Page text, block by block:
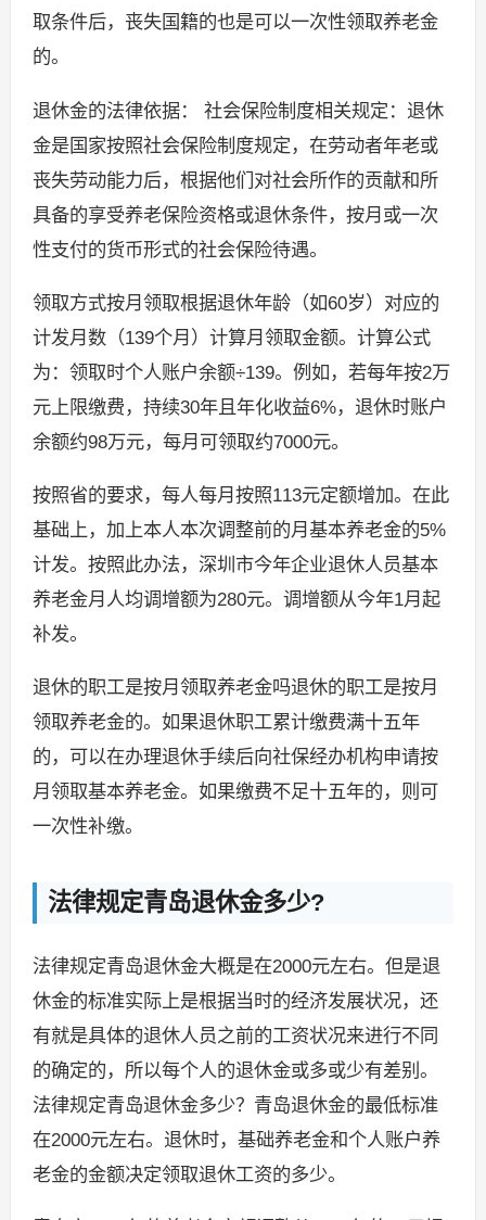
取条件后，丧失国籍的也是可以一次性领取养老金
的。
退休金的法律依据： 社会保险制度相关规定：退休
金是国家按照社会保险制度规定，在劳动者年老或
丧失劳动能力后，根据他们对社会所作的贡献和所
具备的享受养老保险资格或退休条件，按月或一次
性支付的货币形式的社会保险待遇。
领取方式按月领取根据退休年龄（如60岁）对应的
计发月数（139个月）计算月领取金额。计算公式
为：领取时个人账户余额÷139。例如，若每年按2万
元上限缴费，持续30年且年化收益6%，退休时账户
余额约98万元，每月可领取约7000元。
按照省的要求，每人每月按照113元定额增加。在此
基础上，加上本人本次调整前的月基本养老金的5%
计发。按照此办法，深圳市今年企业退休人员基本
养老金月人均调增额为280元。调增额从今年1月起
补发。
退休的职工是按月领取养老金吗退休的职工是按月
领取养老金的。如果退休职工累计缴费满十五年
的，可以在办理退休手续后向社保经办机构申请按
月领取基本养老金。如果缴费不足十五年的，则可
一次性补缴。
法律规定青岛退休金多少?
法律规定青岛退休金大概是在2000元左右。但是退
休金的标准实际上是根据当时的经济发展状况，还
有就是具体的退休人员之前的工资状况来进行不同
的确定的，所以每个人的退休金或多或少有差别。
法律规定青岛退休金多少？青岛退休金的最低标准
在2000元左右。退休时，基础养老金和个人账户养
老金的金额决定领取退休工资的多少。